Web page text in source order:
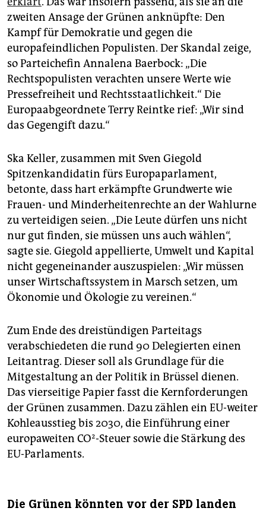
zweiten Ansage der Grünen anknüpfte: Den
Kampf für Demokratie und gegen die
europafeindlichen Populisten. Der Skandal zeige,
so Parteichefin Annalena Baerbock: „Die
Rechtspopulisten verachten unsere Werte wie
Pressefreiheit und Rechtsstaatlichkeit.“ Die
Europaabgeordnete Terry Reintke rief: „Wir sind
das Gegengift dazu.“
Ska Keller, zusammen mit Sven Giegold
Spitzenkandidatin fürs Europaparlament,
betonte, dass hart erkämpfte Grundwerte wie
Frauen- und Minderheitenrechte an der Wahlurne
zu verteidigen seien. „Die Leute dürfen uns nicht
nur gut finden, sie müssen uns auch wählen“,
sagte sie. Giegold appellierte, Umwelt und Kapital
nicht gegeneinander auszuspielen: „Wir müssen
unser Wirtschaftssystem in Marsch setzen, um
Ökonomie und Ökologie zu vereinen.“
Zum Ende des dreistündigen Parteitags
verabschiedeten die rund 90 Delegierten einen
Leitantrag. Dieser soll als Grundlage für die
Mitgestaltung an der Politik in Brüssel dienen.
Das vierseitige Papier fasst die Kernforderungen
der Grünen zusammen. Dazu zählen ein EU-weiter
Kohleausstieg bis 2030, die Einführung einer
europaweiten CO²-Steuer sowie die Stärkung des
EU-Parlaments.
Die Grünen könnten vor der SPD landen